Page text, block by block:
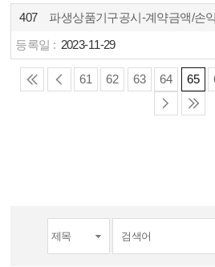
407 파생상품기구공시-계약금액/손
2023-11-29
61 62 63 64 65